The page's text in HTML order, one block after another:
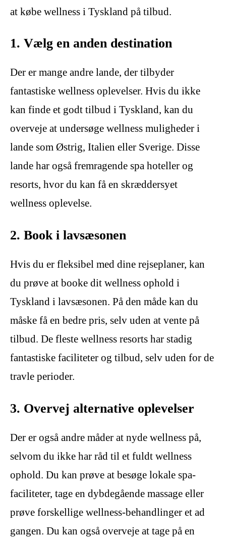
at købe wellness i Tyskland på tilbud.
1. Vælg en anden destination
Der er mange andre lande, der tilbyder
fantastiske wellness oplevelser. Hvis du ikke
kan finde et godt tilbud i Tyskland, kan du
overveje at undersøge wellness muligheder i
lande som Østrig, Italien eller Sverige. Disse
lande har også fremragende spa hoteller og
resorts, hvor du kan få en skræddersyet
wellness oplevelse.
2. Book i lavsæsonen
Hvis du er fleksibel med dine rejseplaner, kan
du prøve at booke dit wellness ophold i
Tyskland i lavsæsonen. På den måde kan du
måske få en bedre pris, selv uden at vente på
tilbud. De fleste wellness resorts har stadig
fantastiske faciliteter og tilbud, selv uden for de
travle perioder.
3. Overvej alternative oplevelser
Der er også andre måder at nyde wellness på,
selvom du ikke har råd til et fuldt wellness
ophold. Du kan prøve at besøge lokale spa-
faciliteter, tage en dybdegående massage eller
prøve forskellige wellness-behandlinger et ad
gangen. Du kan også overveje at tage på en